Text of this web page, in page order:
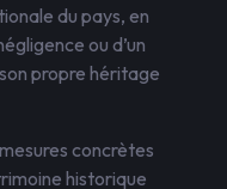
du pays, en
ou d’un
propre héritage
concrètes
historique